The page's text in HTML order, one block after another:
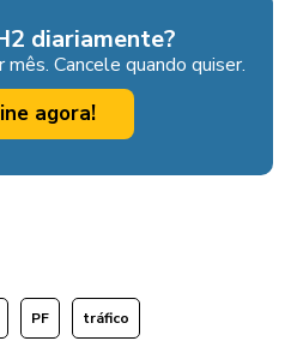
diariamente?
Cancele quando quiser.
agora!
PF tráfico